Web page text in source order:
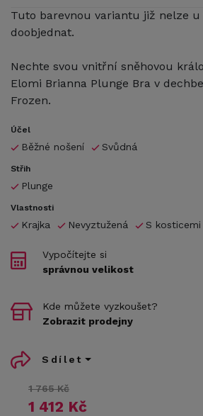
Tuto barevnou variantu již nelze u
doobjednat.
Nechte svou vnitřní sněhovou
Elomi Brianna Plunge Bra v
Frozen.
Účel
Běžné nošení Svůdná
Střih
Plunge
Vlastnosti
Krajka Nevyztužená S kosticemi
1 765 Kč
1 412 Kč
Vypočítejte si
správnou velikost
Kde můžete vyzkoušet?
Zobrazit prodejny
Sdílet